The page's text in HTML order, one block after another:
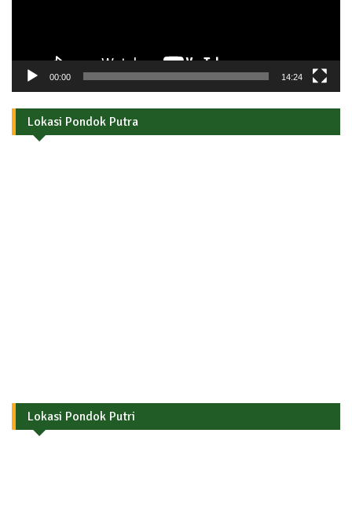
00:00 14:24
Lokasi Pondok Putra
Lokasi Pondok Putri